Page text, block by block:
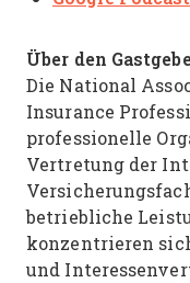
Über den
Die National
Insurance
professionelle
Vertretung der
betriebliche
konzentrieren
und